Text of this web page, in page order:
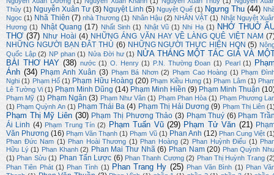
Thủy (1) Nguyễn Xuân Tư (3) Nguyệt Linh (5) Nguyệt Quế (1) Ngưng Thu (44)
Ngọc (1) Nhã Thiên (7) nhà Thương (1) Nhân Hậu (2) NHÂN VẬT (1) Nhật Nguyệt
Hương (1) Nhật Quang (17) Nhất Sinh (1) Nhật Vũ (1) Nhi Hạ (1) NHỚ THUỞ
THƠ (37) Như Hoài (4) NHỮNG ÁNG VĂN HAY VỀ LÀNG QUÊ VIỆT NAM
NHỮNG NGƯỜI BẠN ĐÂT THỦ (6) NHỮNG NGƯỜI THỰC HIỆN HQN (5)
Quốc Lập (2) NP phan (1) Nửa Đời hư (1) NỬA THÁNG MỘT TÁC GIẢ VÀ
BÀI THƠ HAY (38) nước (1) O. Henry (1) P.N. Thường Đoan (1) Pearl (1)
Ánh (34) Phạm Anh Xuân (3) Phạm Bá Nhơn (2) Phạm Cao Hoàng (1) Phạm
Nghi (1) Phạm Hổ (1) Phạm Hữu Hoàng (20) Phạm Kiều Hưng (1) Phạm Lâm (1)
Lê Tường Vi (1) Phạm Minh Dũng (14) Phạm Minh Hiền (9) Phạm Minh Thuận
Phạm Mỹ (1) Phạm Ngân (3) Phạm Như Vân (1) Phạm Phan Hòa (1) Phạm Phương
(1) Phạm Quỳnh An (1) Phạm Thái Ba (4) Phạm Thị Hải Dương (9) Phạm Thị Liên
Phạm Thị Mỹ Liên (30) Phạm Thị Phương Thảo (3) Phạm Thuý (6) Phạm
Ái Linh (4) Phạm Trung Tín (2) Phạm Tuấn Vũ (29) Phạm Tử Văn (21)
Văn Phương (16) Phạm Văn Thạnh (1) Phạm Vũ (1) Phan Anh (12) Phan Cung Việt
Phan Đức Nam (1) Phan Hoài Thương (1) Phan Hoàng (2) Phan Huỳnh Điểu (1)
Hữu Lý (1) Phan Khanh (2) Phan Mai Thư Nhã (6) Phan Nam (20) Phan Quỳnh
(1) Phan Sửu (1) Phan Tấn Lược (6) Phan Thanh Cương (2) Phan Thị Huỳnh Trang
Phan Tiên Phát (1) Phan Tình (1) Phan Trang Hy (25) Phan Văn Bình (1) Phan